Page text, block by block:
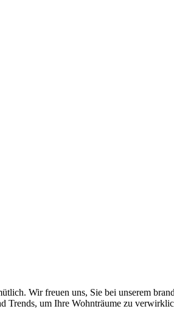
Wir freuen uns, Sie bei unserem
Trends, um Ihre Wohnträume zu